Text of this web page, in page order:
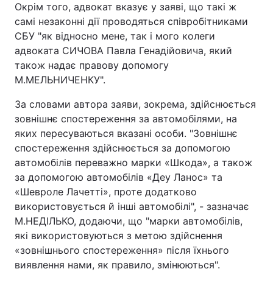
Окрім того, адвокат вказує у заяві, що такі ж
самі незаконні дії проводяться співробітниками
СБУ "як відносно мене, так і мого колеги
адвоката СИЧОВА Павла Генадійовича, який
також надає правову допомогу
М.МЕЛЬНИЧЕНКУ".
За словами автора заяви, зокрема, здійснюється
зовнішнє спостереження за автомобілями, на
яких пересуваються вказані особи. "Зовнішнє
спостереження здійснюється за допомогою
автомобілів переважно марки «Шкода», а також
за допомогою автомобілів «Деу Ланос» та
«Шевроле Лачетті», проте додатково
використовується й інші автомобілі", - зазначає
М.НЕДІЛЬКО, додаючи, що "марки автомобілів,
які використовуються з метою здійснення
«зовнішнього спостереження» після їхнього
виявлення нами, як правило, змінюються".